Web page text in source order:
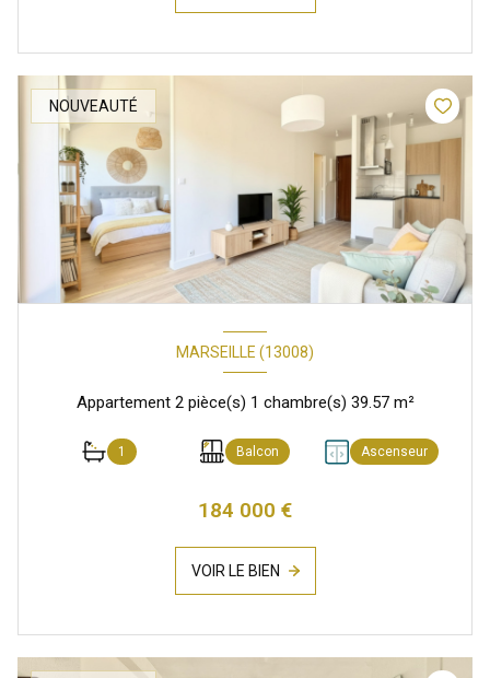
NOUVEAUTÉ
MARSEILLE (13008)
Appartement 2 pièce(s) 1 chambre(s) 39.57 m²
1 Balcon Ascenseur
184 000 €
VOIR LE BIEN